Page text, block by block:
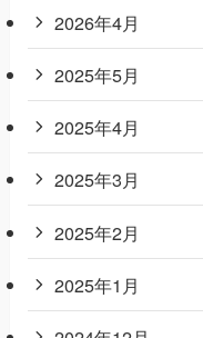
2026年4月
2025年5月
2025年4月
2025年3月
2025年2月
2025年1月